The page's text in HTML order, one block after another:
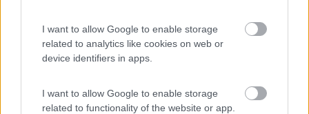
I want to allow Google to enable storage
related to analytics like cookies on web or
device identifiers in apps.
I want to allow Google to enable storage
related to functionality of the website or app.
SORMANO (CO) - 41.4km
via case sparse 23